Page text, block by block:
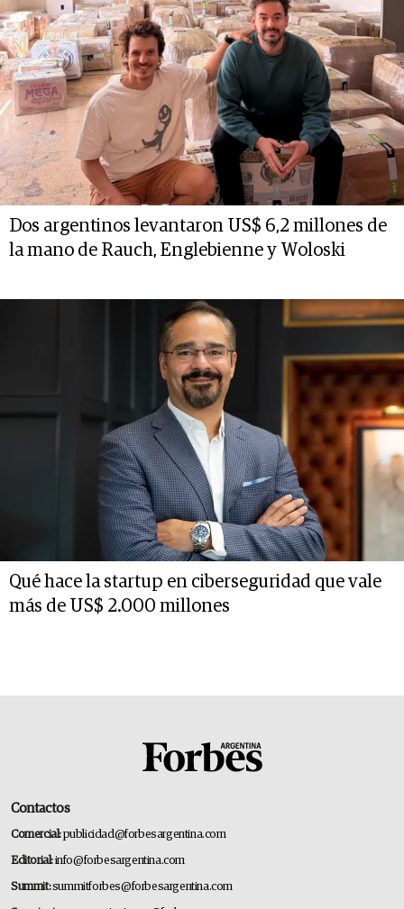
Dos argentinos levantaron US$ 6,2 millones de
la mano de Rauch, Englebienne y Woloski
Qué hace la startup en ciberseguridad que vale
más de US$ 2.000 millones
Contactos
Comercial:publicidad@forbesargentina.com
Editorial:info@forbesargentina.com
Summit:summitforbes@forbesargentina.com